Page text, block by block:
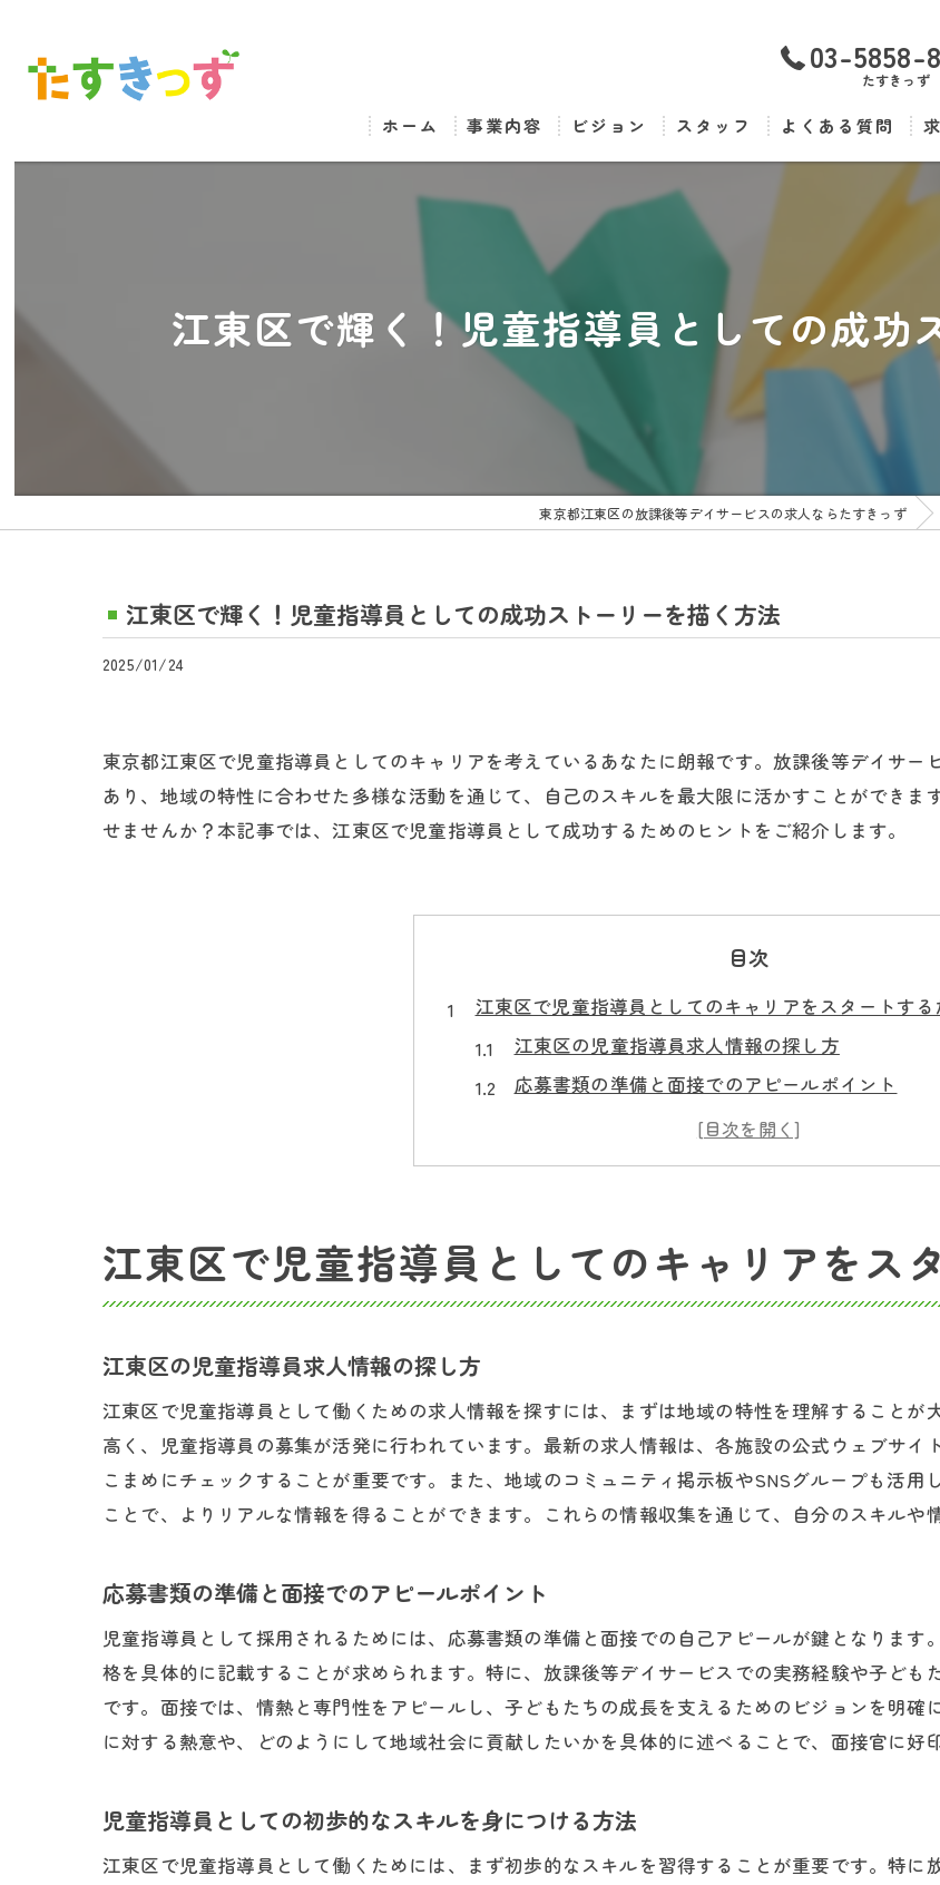
03-5858-
たすきっず
ホーム 事業内容 ビジョン スタッフ よくある質問
江東区で輝く！児童指導員としての成功
東京都江東区の放課後等デイサービスの求人ならたすきっず
江東区で輝く！児童指導員としての成功ストーリーを描く方法
2025/01/24
東京都江東区で児童指導員としてのキャリアを考えているあなたに朗報です。放課後等デイサ
あり、地域の特性に合わせた多様な活動を通じて、自己のスキルを最大限に活かすことができ
せませんか？本記事では、江東区で児童指導員として成功するためのヒントをご紹介します。
目次
江東区で児童指導員としてのキャリアをスタートす
江東区の児童指導員求人情報の探し方
応募書類の準備と面接でのアピールポイント
児童指導員としての初歩的なスキルを身につける
江東区でのキャリアパスを考える
地域コミュニティとの関係構築の重要性
放課後等デイサービスで児童指導員が果たす重要な役
保護者とのコミュニケーション術
多文化背景を持つ子どもたちとの関わり方
日々の業務で大切にしたい価値観
チームワークの重要性と実践例
効果的なコミュニケーションスキルの磨き方
問題解決能力を高める実践法
情熱を持続させるモチベーションの保ち方
スキルアップのための研修やセミナーの活用
子どもたちの信頼を得るためのアプローチ
地域の特性を活かした江東区の児童指導員の働きがい
江東区ならではの地域資源を活用する方法
江東区で児童指導員としてのキャリアをス
江東区の児童指導員求人情報の探し方
江東区で児童指導員として働くための求人情報を探すには、まずは地域の特性を理解すること
高く、児童指導員の募集が活発に行われています。最新の求人情報は、各施設の公式ウェブサイ
こまめにチェックすることが重要です。また、地域のコミュニティ掲示板やSNSグループも活用
ことで、よりリアルな情報を得ることができます。これらの情報収集を通じて、自分のスキルや
応募書類の準備と面接でのアピールポイント
児童指導員として採用されるためには、応募書類の準備と面接での自己アピールが鍵となりま
格を具体的に記載することが求められます。特に、放課後等デイサービスでの実務経験や子ど
です。面接では、情熱と専門性をアピールし、子どもたちの成長を支えるためのビジョンを明
に対する熱意や、どのようにして地域社会に貢献したいかを具体的に述べることで、面接官に好
児童指導員としての初歩的なスキルを身につける方法
江東区で児童指導員として働くためには、まず初歩的なスキルを習得することが重要です。特に